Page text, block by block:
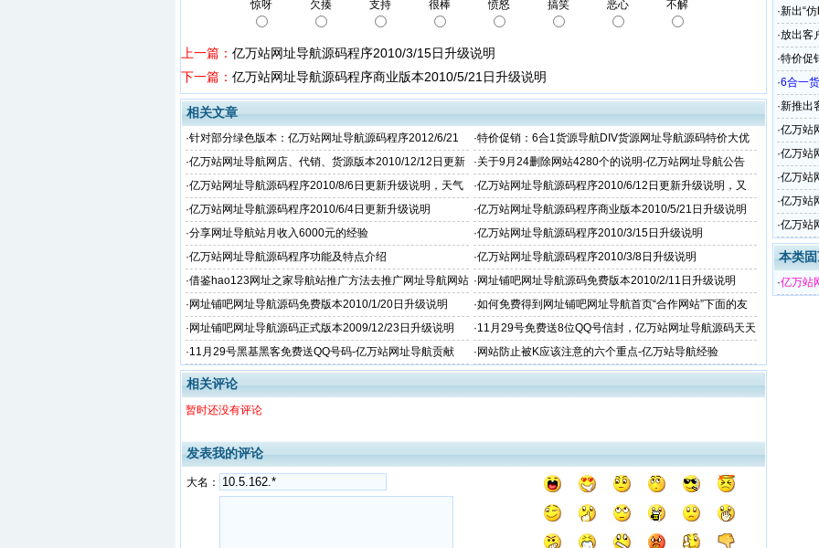
惊呀 欠揍 支持 很棒 愤怒 搞笑 恶心 不解
上一篇： 亿万站网址导航源码程序2010/3/15日升级说明
下一篇： 亿万站网址导航源码程序商业版本2010/5/21日升级说明
相关文章
·针对部分绿色版本：亿万站网址导航源码程序2012/6/21
日更新升级说明
·特价促销：6合1货源导航DIV货源网址导航源码特价大优
惠啦
·亿万站网址导航网店、代销、货源版本2010/12/12日更新
升级说明
·关于9月24删除网站4280个的说明-亿万站网址导航公告
·亿万站网址导航源码程序2010/8/6日更新升级说明，天气
太热了受不了
·亿万站网址导航源码程序2010/6/12日更新升级说明，又
是一个周末呀
·亿万站网址导航源码程序2010/6/4日更新升级说明 ·亿万站网址导航源码程序商业版本2010/5/21日升级说明
·分享网址导航站月收入6000元的经验 ·亿万站网址导航源码程序2010/3/15日升级说明
·亿万站网址导航源码程序功能及特点介绍 ·亿万站网址导航源码程序2010/3/8日升级说明
·借鉴hao123网址之家导航站推广方法去推广网址导航网站 · 网址铺吧网址导航源码免费版本2010/2/11日升级说明
· 网址铺吧网址导航源码免费版本2010/1/20日升级说明 ·如何免费得到网址铺吧网址导航首页“合作网站”下面的友
情链接
· 网址铺吧网址导航源码正式版本2009/12/23日升级说明 ·11月29号免费送8位QQ号信封，亿万站网址导航源码天天
贡献
·11月29号黑基黑客免费送QQ号码-亿万站网址导航贡献 · 网站防止被K应该注意的六个重点-亿万站导航经验
相关评论
暂时还没有评论
发表我的评论
大名：
·新出“
定义网
·放出客
有限
·特价促
特价大
·6合一
接平台
·新推出
选购
·亿万站
明，天
·亿万站
说明，
·亿万站
明
·亿万站
升级说
·亿万站
本类
·亿万站